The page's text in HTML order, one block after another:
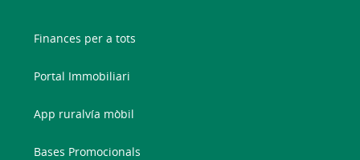
Finances per a tots
Portal Immobiliari
App ruralvía mòbil
Bases Promocionals